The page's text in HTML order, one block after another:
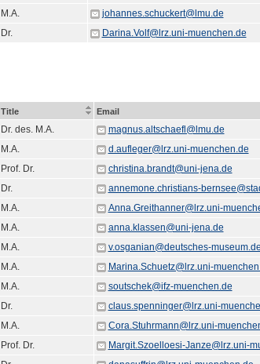
M.A.
johannes.schuckert@lmu.de
Dr. Darina.Volf@lrz.uni-muenchen.de
Title Email
Dr. des. M.A.
magnus.altschaefl@lmu.de
M.A.
d.aufleger@lrz.uni-muenchen.de
Prof. Dr.
christina.brandt@uni-jena.de
Dr.
annemone.christians-
M.A.
Anna.Greithanner@lrz.uni-
M.A.
anna.klassen@uni-jena.de
M.A.
v.osganian@deutsches-
M.A.
Marina.Schuetz@lrz.uni-
M.A.
soutschek@ifz-muenchen.de
Dr.
claus.spenninger@lrz.uni-
M.A.
Cora.Stuhrmann@lrz.uni-
Prof. Dr.
Margit.Szoelloesi-Janze@lrz.uni-